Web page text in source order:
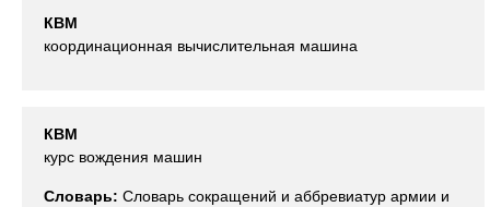
КВМ
координационная вычислительная машина
КВМ
курс вождения машин
Словарь: Словарь сокращений и аббревиатур армии и